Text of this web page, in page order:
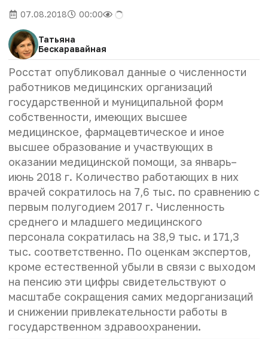
07.08.2018 00:00
Татьяна
Бескаравайная
Росстат опубликовал данные о численности
работников медицинских организаций
государственной и муниципальной форм
собственности, имеющих высшее
медицинское, фармацевтическое и иное
высшее образование и участвующих в
оказании медицинской помощи, за январь–
июнь 2018 г. Количество работающих в них
врачей сократилось на 7,6 тыс. по сравнению с
первым полугодием 2017 г. Численность
среднего и младшего медицинского
персонала сократилась на 38,9 тыс. и 171,3
тыс. соответственно. По оценкам экспертов,
кроме естественной убыли в связи с выходом
на пенсию эти цифры свидетельствуют о
масштабе сокращения самих медорганизаций
и снижении привлекательности работы в
государственном здравоохранении.